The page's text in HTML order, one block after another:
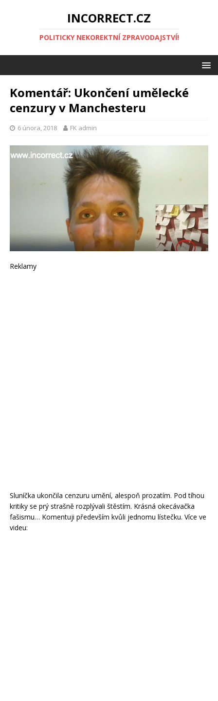
INCORRECT.CZ
POLITICKY NEKOREKTNÍ ZPRAVODAJSTVÍ!
Komentář: Ukončení umělecké
cenzury v Manchesteru
6 února, 2018 FK admin
Reklamy
Sluníčka ukončila cenzuru umění, alespoň prozatím. Pod tíhou
kritiky se prý strašně rozplývali štěstím. Krásná okecávačka
fašismu… Komentuji především kvůli jednomu lístečku. Více ve
videu: